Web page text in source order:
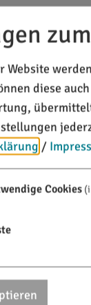
Website
diese
/
Cookies